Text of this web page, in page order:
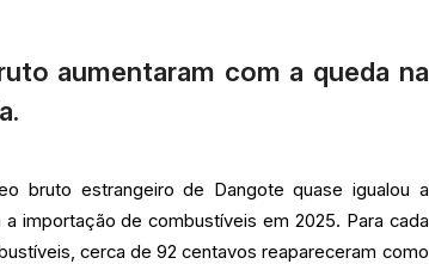
aumentaram com a queda na
bruto estrangeiro de Dangote quase igualou a
importação de combustíveis em 2025. Para cada
cerca de 92 centavos reapareceram como